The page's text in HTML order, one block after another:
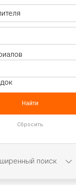
поиск